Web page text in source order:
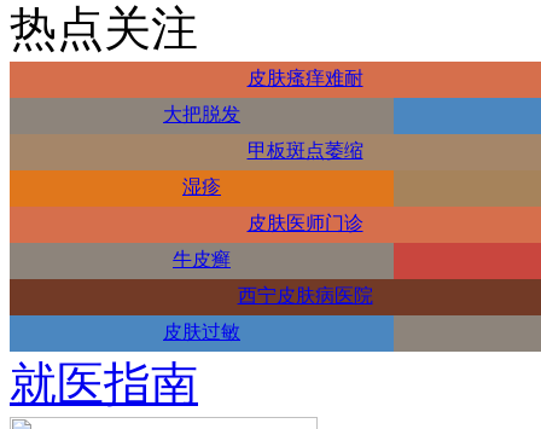
热点关注
皮肤瘙痒难耐
大把脱发
甲板斑点萎缩
湿疹
皮肤医师门诊
牛皮癣
西宁皮肤病医院
皮肤过敏
就医指南